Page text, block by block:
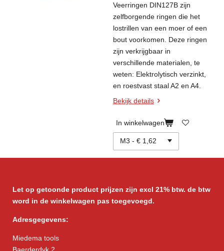
Veerringen DIN127B zijn
zelfborgende ringen die het
lostrillen van een moer of een
bout voorkomen. Deze ringen
zijn verkrijgbaar in
verschillende materialen, te
weten: Elektrolytisch verzinkt,
en roestvast staal A2 en A4.
Bekijk details
In winkelwagen
Let op getoonde product prijzen zijn excl 21% btw. de btw
word in de winkelwagen pas toegevoegd.
Adresgegevens:
Miedema tools